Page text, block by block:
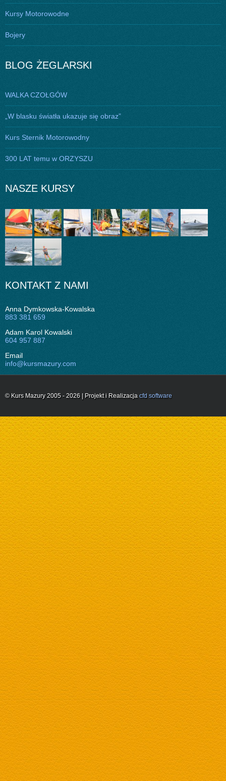
Kursy Motorowodne
Bojery
BLOG ŻEGLARSKI
WALKA CZOŁGÓW
„W blasku światła ukazuje się obraz”
Kurs Sternik Motorowodny
300 LAT temu w ORZYSZU
NASZE KURSY
KONTAKT Z NAMI
Anna Dymkowska-Kowalska
883 381 659
Adam Karol Kowalski
604 957 887
Email
info@kursmazury.com
© Kurs Mazury 2005 - 2026 | Projekt i Realizacja cfd software